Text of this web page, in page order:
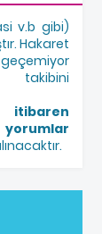
v.b gibi)
Hakaret
takibini
itibaren
yorumlar